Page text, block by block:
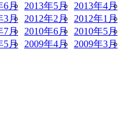
6月 2013年5月 2013年4月
3月 2012年2月 2012年1月
7月 2010年6月 2010年5月
5月 2009年4月 2009年3月